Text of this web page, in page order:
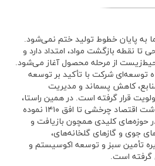
توسعه برند سازمانی
های اجتماعی
سرمایه گذاری
پایداری
سهامداران
به پایان خطوط تولید ختم نمی‌شود.
تا نقطه بازگشت مواد، امتداد دارد و
از مرحله محصول آغاز می‌شود.
توسعه‌ای شرکت با تأکید بر توسعه
منابع، کاهش پسماند و مدیریت
قرار گرفته است. در همین راستا،
شرکت اقدام به تدوین ره‌نگاشت اقتصاد چرخشی تا افق ۱۴۱۰ نموده
کلیدی همچون بازیافت و
جوی و گازهای گلخانه‌های،
تأمین سبز و توسعه اکوسیستم و
گرفته است.